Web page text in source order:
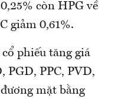
còn HPG về
giảm 0,61%.
phiếu tăng giá
PGD, PPC, PVD,
mặt bằng